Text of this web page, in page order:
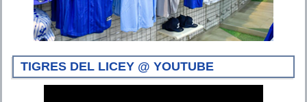
TIGRES DEL LICEY @ YOUTUBE